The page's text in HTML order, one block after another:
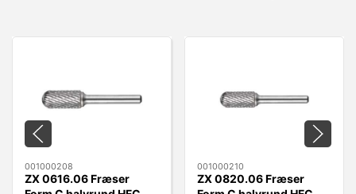
001000208
ZX 0616.06 Fræser
001000210
ZX 0820.06 Fræser